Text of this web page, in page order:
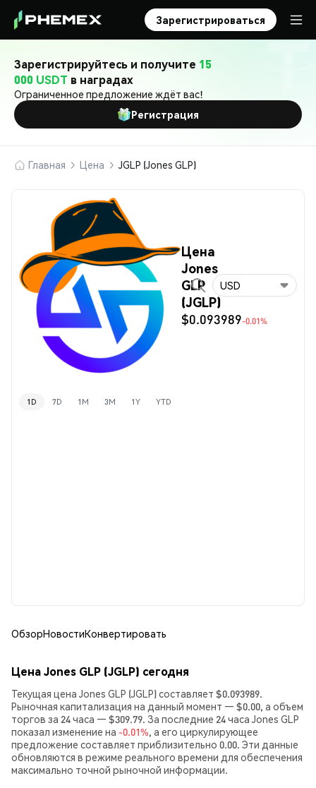
Зарегистрироваться
Зарегистрируйтесь и получите 15
000 USDT в наградах
Ограниченное предложение ждёт вас!
Регистрация
Главная Цена JGLP (Jones GLP)
Цена
Jones
GLP
(JGLP)
$0.093989-0.01%
USD
1D 7D 1M 3M 1Y YTD
ОбзорНовостиКонвертировать
Цена Jones GLP (JGLP) сегодня
Текущая цена Jones GLP (JGLP) составляет $0.093989.
Рыночная капитализация на данный момент — $0.00, а объем
торгов за 24 часа — $309.79. За последние 24 часа Jones GLP
показал изменение на -0.01%, а его циркулирующее
предложение составляет приблизительно 0.00. Эти данные
обновляются в режиме реального времени для обеспечения
максимально точной рыночной информации.